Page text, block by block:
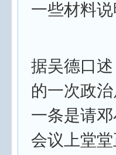
一些材料说
据吴德口
的一次政
一条是请
会议上堂